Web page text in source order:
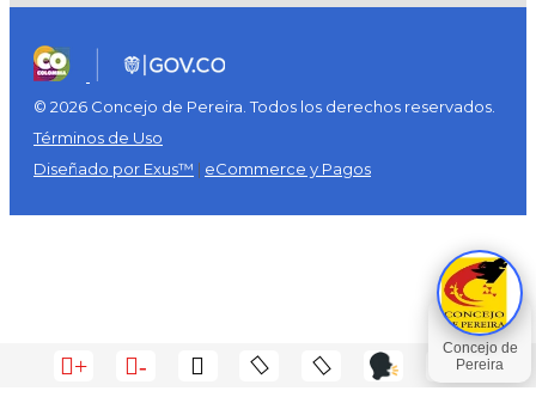
+ -
© 2026 Concejo de Pereira. Todos los derechos reservados.
Términos de Uso
Diseñado por Exus™ | eCommerce y Pagos